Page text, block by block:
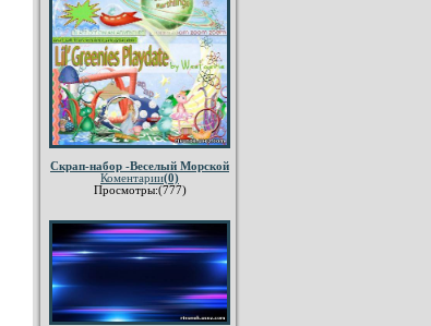
Скрап-набор -Веселый Морской
Коментарии(0)
Просмотры:(777)